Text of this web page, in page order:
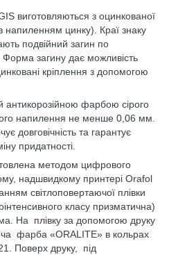
виготовляються з оцинкованої
цинку). Краї знаку
подвійний загин по
Форма загину дає можливість
кріплення з допомогою
антикорозійною фарбою сірого
напилення не менше 0,06 мм.
довговічність та гарантує
придатності.
методом цифрового
надшвидкому принтері Orafol
світлоповертаючої плівки
класу призматична)
На плівку за допомогою друку
фарба «ORALITE» в кольрах
Поверх друку, під